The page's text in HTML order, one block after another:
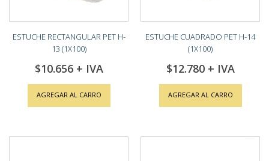
ESTUCHE RECTANGULAR PET H-
13 (1X100)
$10.656
AGREGAR AL CARRO
ESTUCHE CUADRADO PET H-14
(1X100)
$12.780
AGREGAR AL CARRO